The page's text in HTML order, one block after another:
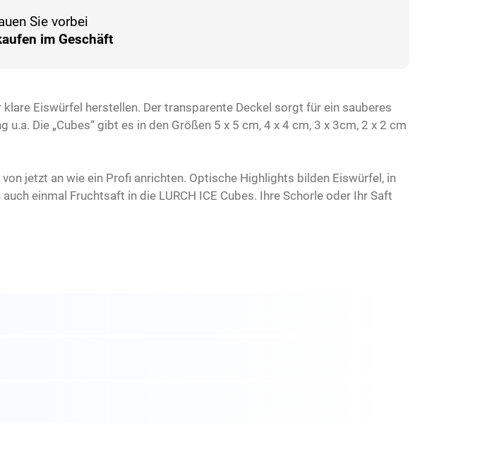
Sie vorbei
im Geschäft
Eiswürfel herstellen. Der transparente Deckel sorgt für ein sauberes
Die „Cubes“ gibt es in den Größen 5 x 5 cm, 4 x 4 cm, 3 x 3cm, 2 x 2 cm
jetzt an wie ein Profi anrichten. Optische Highlights bilden Eiswürfel, in
einmal Fruchtsaft in die LURCH ICE Cubes. Ihre Schorle oder Ihr Saft